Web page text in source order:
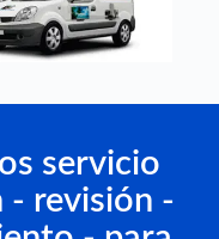
servicio
- revisión -